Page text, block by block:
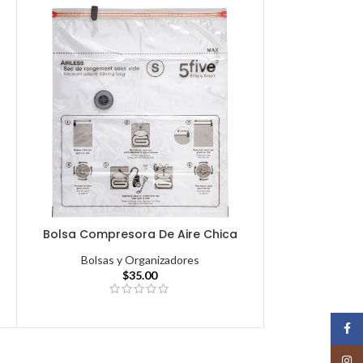
Bolsa Compresora De Aire Chica
Bolsas y Organizadores
$35.00